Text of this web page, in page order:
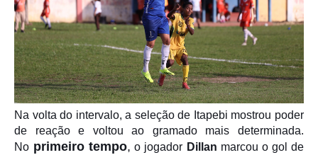
Na volta do intervalo, a seleção de Itapebi mostrou poder
de reação e voltou ao gramado mais determinada.
No primeiro tempo, o jogador Dillan marcou o gol de